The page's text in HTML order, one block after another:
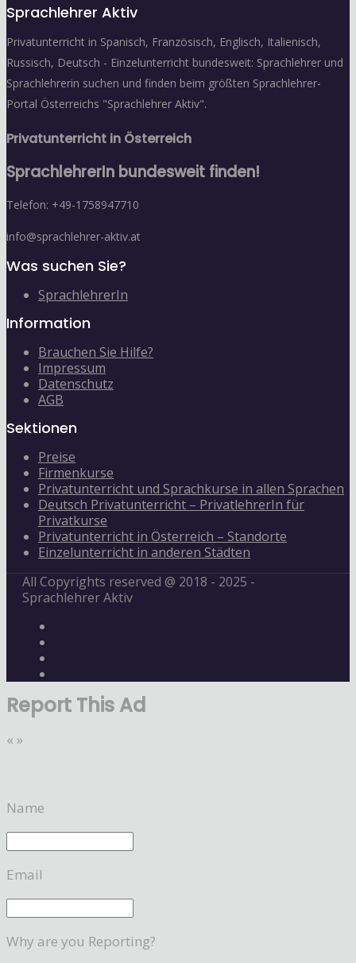
Sprachlehrer Aktiv
Privatunterricht in Spanisch, Französisch, Englisch, Italienisch,
Russisch, Deutsch - Einzelunterricht bundesweit: Sprachlehrer und
Sprachlehrerin suchen und finden beim größten Sprachlehrer-
Portal Österreichs "Sprachlehrer Aktiv".
Privatunterricht in Österreich
SprachlehrerIn bundesweit finden!
Telefon: +49-1758947710
info@sprachlehrer-aktiv.at
Was suchen Sie?
SprachlehrerIn
Information
Brauchen Sie Hilfe?
Impressum
Datenschutz
AGB
Sektionen
Preise
Firmenkurse
Privatunterricht und Sprachkurse in allen Sprachen
Deutsch Privatunterricht – PrivatlehrerIn für
Privatkurse
Privatunterricht in Österreich – Standorte
Einzelunterricht in anderen Städten
All Copyrights reserved @ 2018 - 2025 -
Sprachlehrer Aktiv
Report This Ad
« »
Name
Email
Why are you Reporting?